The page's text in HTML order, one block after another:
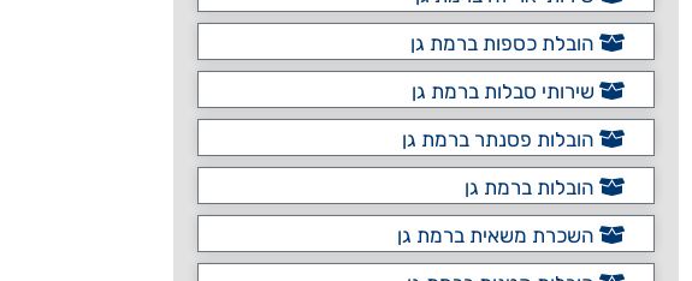
הובלת כספות ברמת גן
שירותי סבלות ברמת גן
הובלות פסנתר ברמת גן
הובלות ברמת גן
השכרת משאית ברמת גן